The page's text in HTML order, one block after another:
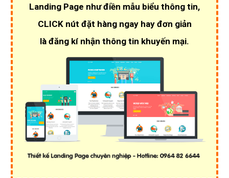
Landing Page như điền mẫu biểu thông tin,
CLICK nút đặt hàng ngay hay đơn giản
là đăng kí nhận thông tin khuyến mại.